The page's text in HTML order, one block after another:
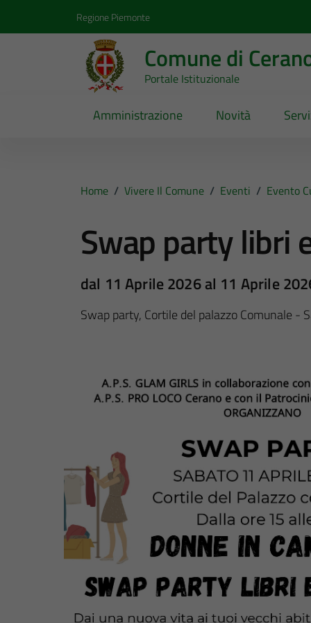
Regione Piemonte
Comune di
Portale Istituzionale
Amministrazione Novità
Home / Vivere Il Comune / Eventi / Evento
Swap party libri
dal 11 Aprile 2026 al 11 Aprile
Swap party, Cortile del palazzo Comunale -